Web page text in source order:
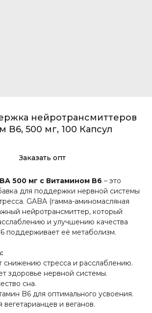
нейротрансмиттеров
B6, 500 мг, 100 Капсул
Заказать опт
500 мг с Витамином B6 – это
для поддержки нервной системы
GABA (гамма-аминомасляная
нейротрансмиттер, который
и улучшению качества
поддерживает её метаболизм.
снижению стресса и расслаблению.
здоровье нервной системы.
сна.
B6 для оптимального усвоения.
и веганов.